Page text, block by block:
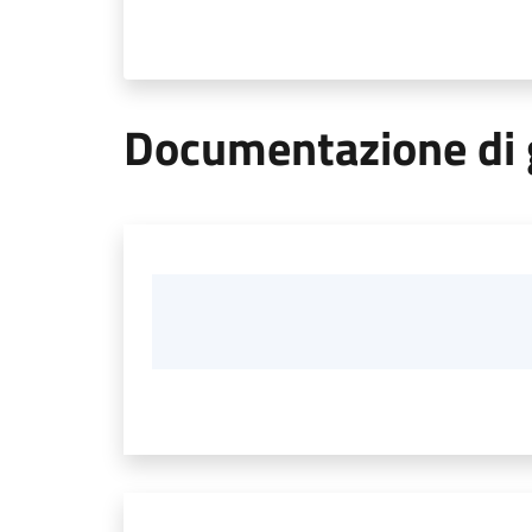
Documentazione di